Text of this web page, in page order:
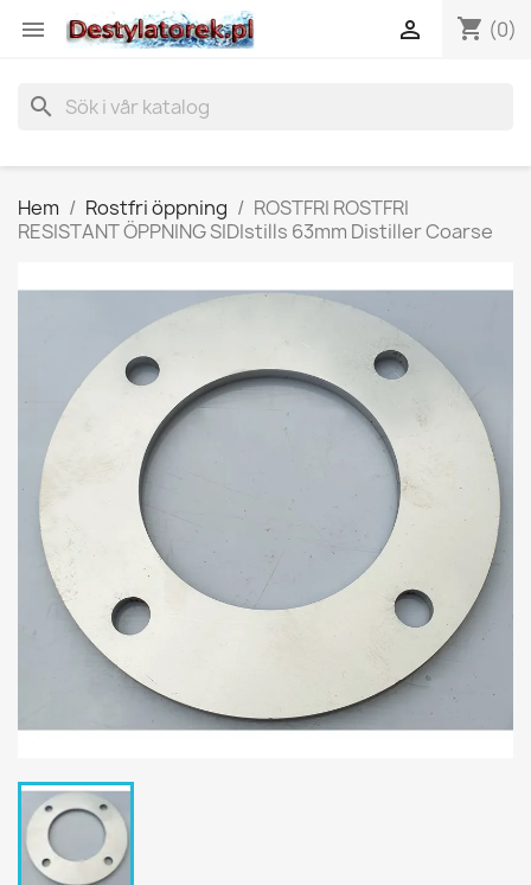
 shopping_cart (0)

search
Hem Rostfri öppning
ROSTFRI ROSTFRI
RESISTANT ÖPPNING SIDIstills 63mm Distiller Coarse